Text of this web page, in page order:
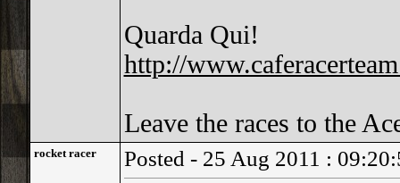
Quarda Qui!
http://
Leave the races to the
rocket racer Posted - 25 Aug 2011 :